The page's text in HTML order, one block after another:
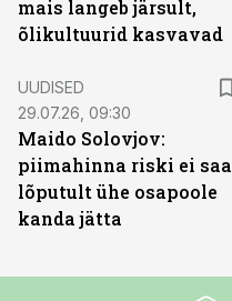
mais langeb järsult,
õlikultuurid kasvavad
UUDISED
29.07.26, 09:30
Maido Solovjov:
piimahinna riski ei saa
lõputult ühe osapoole
kanda jätta